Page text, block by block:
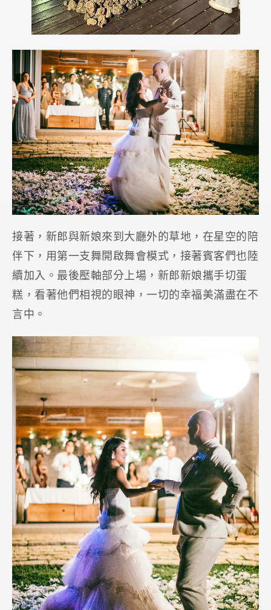
接著，新郎與新娘來到大廳外的草地，在星空的陪
伴下，用第一支舞開啟舞會模式，接著賓客們也陸
續加入。最後壓軸部分上場，新郎新娘攜手切蛋
糕，看著他們相視的眼神，一切的幸福美滿盡在不
言中。